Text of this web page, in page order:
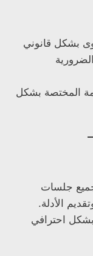
بشكل قانوني
المختصة بشكل
جلسات
الأدلة.
احترافي